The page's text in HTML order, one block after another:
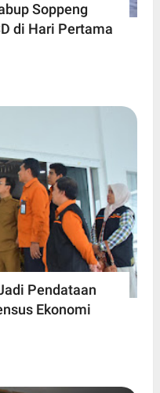
Soppeng
di Hari Pertama
Pendataan
Ekonomi